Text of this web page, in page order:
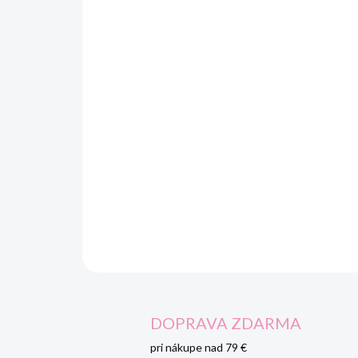
DOPRAVA ZDARMA
pri nákupe nad 79 €